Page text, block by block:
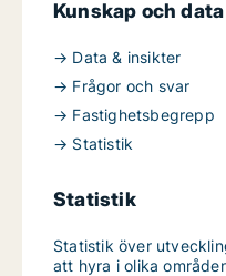
Kunskap och
→ Data & insikter
→ Frågor och svar
→ Fastighetsbegrepp
→ Statistik
Statistik
Statistik över
att hyra i olika